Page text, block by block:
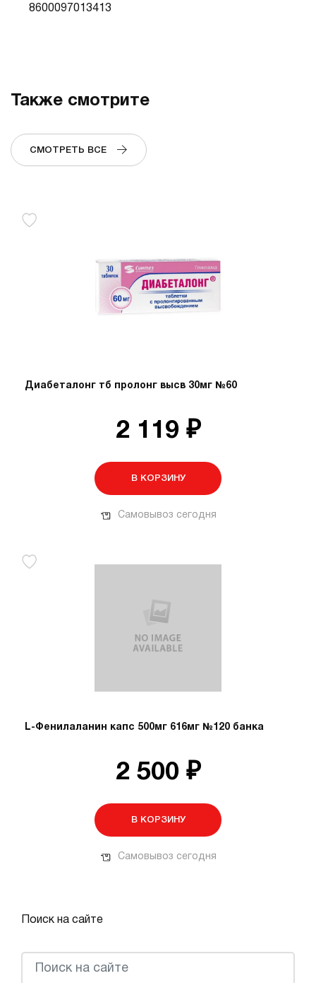
8600097013413
Также смотрите
СМОТРЕТЬ ВСЕ
Диабеталонг тб пролонг высв 30мг №60
2 119 ₽
В КОРЗИНУ
Самовывоз сегодня
L-Фенилаланин капс 500мг 616мг №120 банка
2 500 ₽
В КОРЗИНУ
Самовывоз сегодня
Поиск на сайте